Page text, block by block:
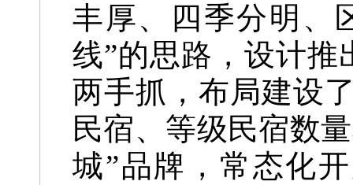
丰厚、四季分明、
线”的思路，设计推
两手抓，布局建设
民宿、等级民宿数
城”品牌，常态化